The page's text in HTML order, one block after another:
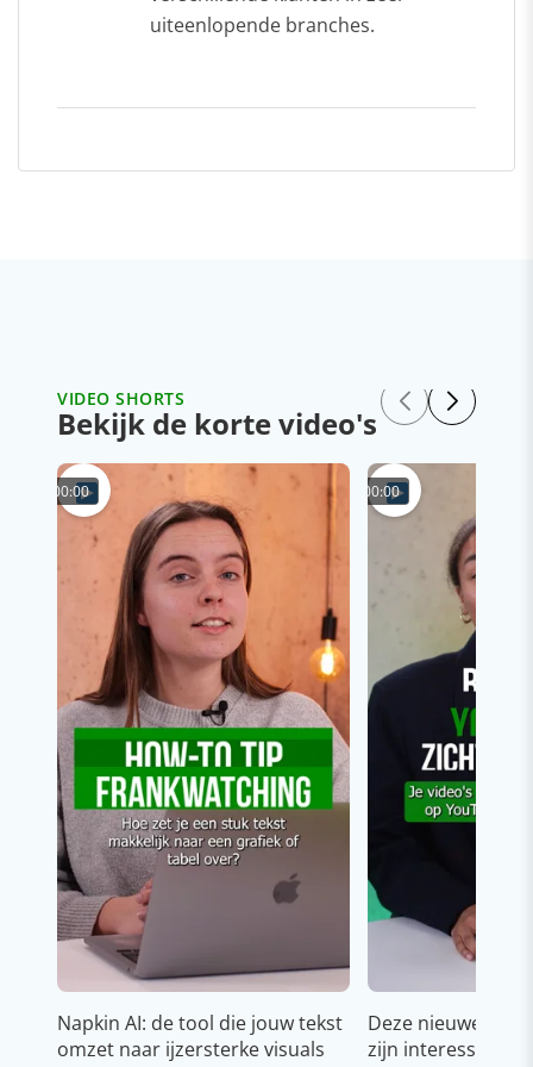
uiteenlopende branches.
VIDEO SHORTS
Bekijk de korte video's
00:00
Napkin AI: de tool die jouw tekst
omzet naar ijzersterke visuals
00:00
Deze nieuwe
zijn interessant